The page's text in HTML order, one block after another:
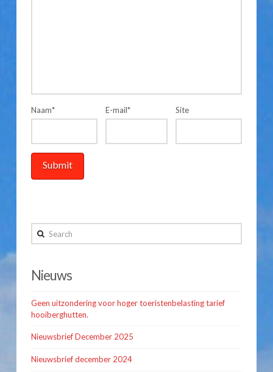
Naam* E-mail* Site
Search
Nieuws
Geen uitzondering voor hoger toeristenbelasting tarief
hooiberghutten.
Nieuwsbrief December 2025
Nieuwsbrief december 2024